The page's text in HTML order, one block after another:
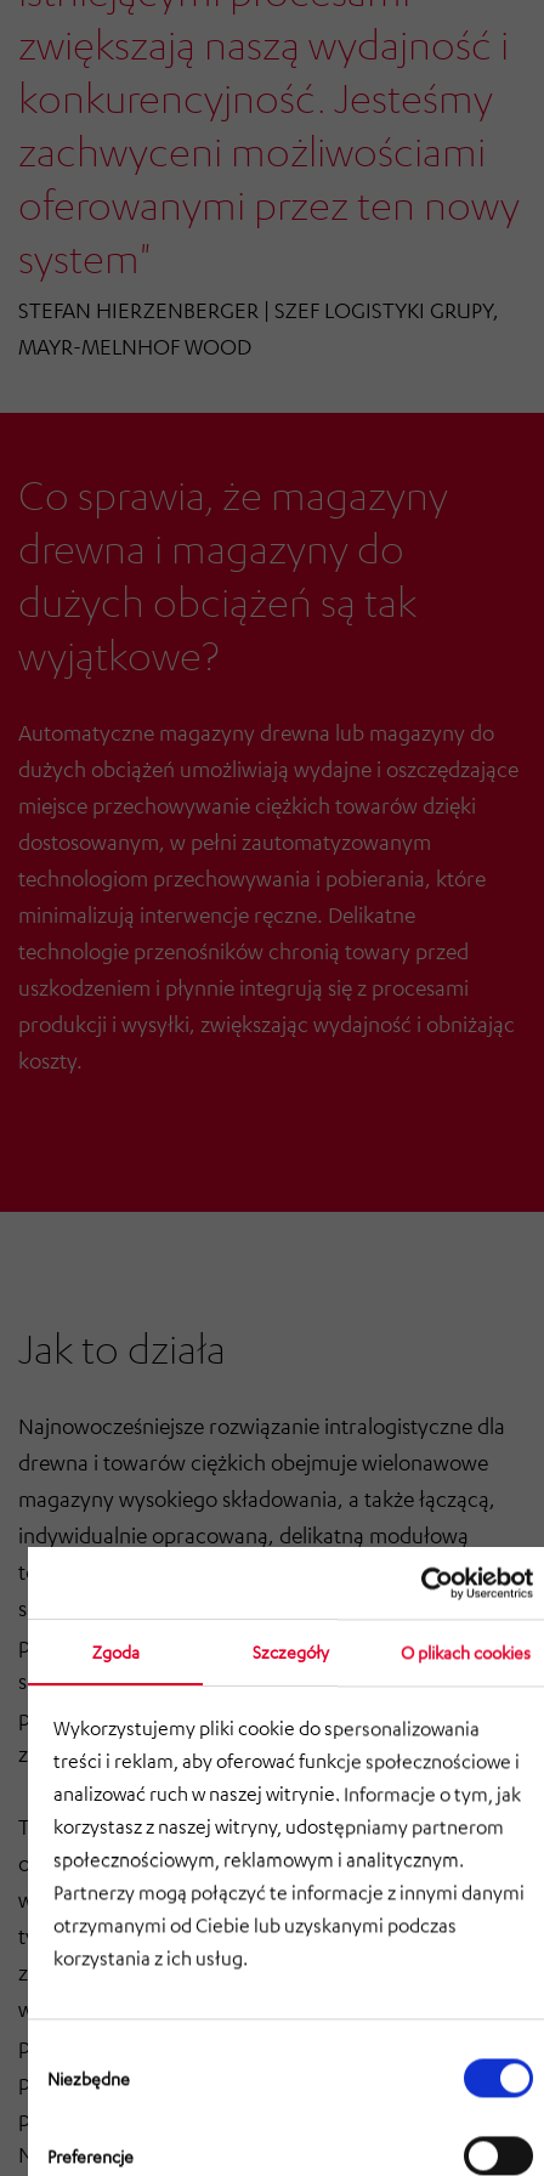
Zgoda Szczegóły O plikach cookies
Wykorzystujemy pliki cookie do spersonalizowania
treści i reklam, aby oferować funkcje społecznościowe i
analizować ruch w naszej witrynie. Informacje o tym, jak
korzystasz z naszej witryny, udostępniamy partnerom
społecznościowym, reklamowym i analitycznym.
Partnerzy mogą połączyć te informacje z innymi danymi
otrzymanymi od Ciebie lub uzyskanymi podczas
korzystania z ich usług.
Wybór
zgodyNiezbędne
Preferencje
zwiększają naszą wydajność i
konkurencyjność. Jesteśmy
zachwyceni możliwościami
oferowanymi przez ten nowy
system"
STEFAN HIERZENBERGER | SZEF LOGISTYKI GRUPY,
MAYR-MELNHOF WOOD
Co sprawia, że magazyny
drewna i magazyny do
dużych obciążeń są tak
wyjątkowe?
Automatyczne magazyny drewna lub magazyny do
dużych obciążeń umożliwiają wydajne i oszczędzające
miejsce przechowywanie ciężkich towarów dzięki
dostosowanym, w pełni zautomatyzowanym
technologiom przechowywania i pobierania, które
minimalizują interwencje ręczne. Delikatne
technologie przenośników chronią towary przed
uszkodzeniem i płynnie integrują się z procesami
produkcji i wysyłki, zwiększając wydajność i obniżając
koszty.
Jak to działa
Najnowocześniejsze rozwiązanie intralogistyczne dla
drewna i towarów ciężkich obejmuje wielonawowe
magazyny wysokiego składowania, a także łączącą,
indywidualnie opracowaną, delikatną modułową
technologię przenośników taśmowych do
sekwencjonowania związanego z zamówieniami,
pakowania, układania w stosy i dostarczania
specyficznego dla trasy z późniejszym
półautomatycznym załadunkiem ciężarówek w hali
załadunkowej.
Technologia przenośników transportuje ciężkie
opakowania z obszaru produkcji do magazynu
wysokiego składowania. Tutaj jednostki ładunkowe są
tymczasowo przechowywane i, w zależności od
zamówienia, ładowane na ciężarówki dla klientów
wewnętrznych lub zewnętrznych w celu dalszego
przetwarzania. W przypadku załadunku na ciężarówki,
paczki są układane w odpowiedniej kolejności i trasie,
pakowane i układane w stosy, jeśli jest to wymagane.
Następnie wózek dystrybucyjny transportuje ciężkie